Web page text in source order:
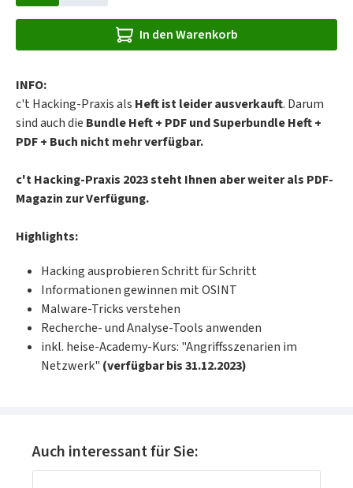
In den Warenkorb
INFO:
c't Hacking-Praxis als Heft ist leider ausverkauft. Darum
sind auch die Bundle Heft + PDF und Superbundle Heft +
PDF + Buch nicht mehr verfügbar.
c't Hacking-Praxis 2023 steht Ihnen aber weiter als PDF-
Magazin zur Verfügung.
Highlights:
Hacking ausprobieren Schritt für Schritt
Informationen gewinnen mit OSINT
Malware-Tricks verstehen
Recherche- und Analyse-Tools anwenden
inkl. heise-Academy-Kurs: "Angriffsszenarien im
Netzwerk" (verfügbar bis 31.12.2023)
Produktgalerie überspringen
Auch interessant für Sie: